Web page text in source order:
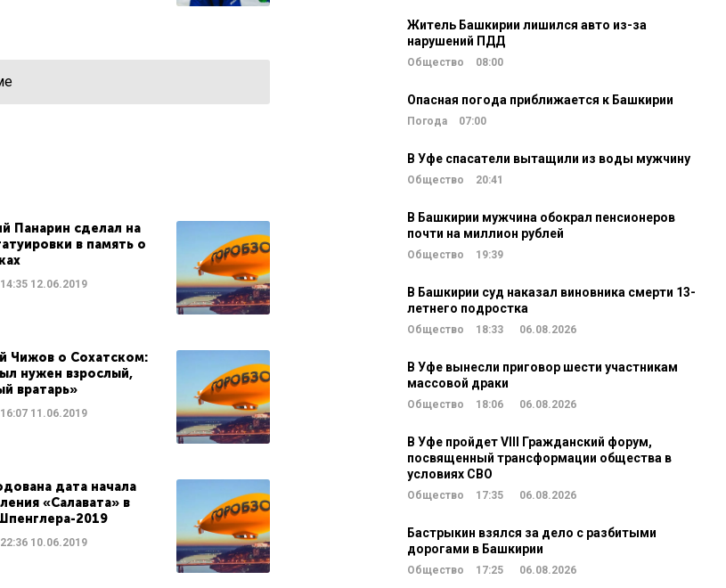
Панарин сделал на
в память о
14:3512.06.2019
Чижов о Сохатском:
нужен взрослый,
вратарь»
16:0711.06.2019
дата начала
«Салавата» в
2019
22:3610.06.2019
Житель Башкирии лишился авто из-за
нарушений ПДД
Общество 08:00
Опасная погода приближается к Башкирии
Погода 07:00
В Уфе спасатели вытащили из воды мужчину
Общество 20:41
В Башкирии мужчина обокрал пенсионеров
почти на миллион рублей
Общество 19:39
В Башкирии суд наказал виновника смерти 13-
летнего подростка
Общество 18:33 06.08.2026
В Уфе вынесли приговор шести участникам
массовой драки
Общество 18:06 06.08.2026
В Уфе пройдет VIII Гражданский форум,
посвященный трансформации общества в
условиях СВО
Общество 17:35 06.08.2026
Бастрыкин взялся за дело с разбитыми
дорогами в Башкирии
Общество 17:25 06.08.2026